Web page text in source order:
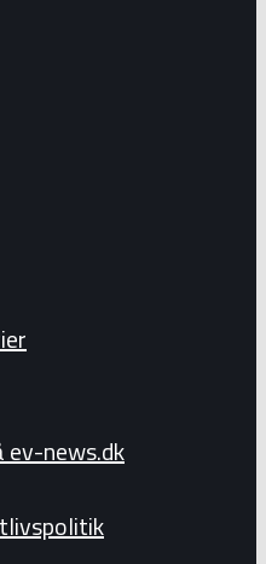
ev-news.dk